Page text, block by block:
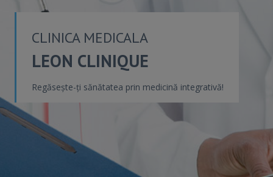
CLINICA MEDICALA
LEON CLINIQUE
Regăsește-ți sănătatea prin medicină integrativă!